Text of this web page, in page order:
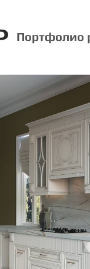
Портфолио